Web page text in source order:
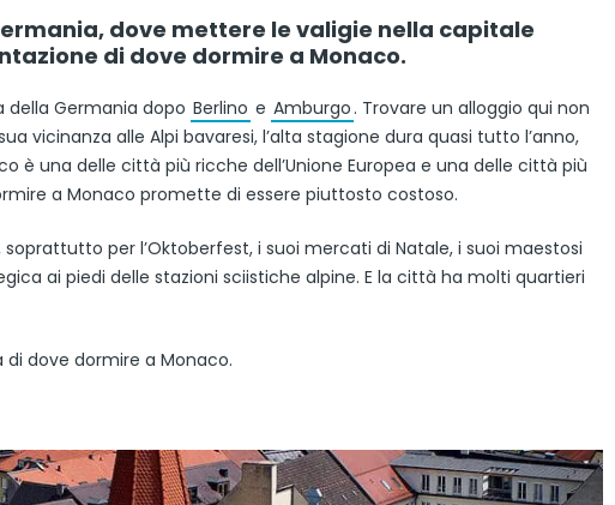
dove mettere le valigie nella capitale
di dove dormire a Monaco.
Germania dopo Berlino e Amburgo . Trovare un alloggio qui non
vicinanza alle Alpi bavaresi, l’alta stagione dura quasi tutto l’anno,
è una delle città più ricche dell’Unione Europea e una delle città più
a Monaco promette di essere piuttosto costoso.
per l’Oktoberfest, i suoi mercati di Natale, i suoi maestosi
ai piedi delle stazioni sciistiche alpine. E la città ha molti quartieri
di dove dormire a Monaco.